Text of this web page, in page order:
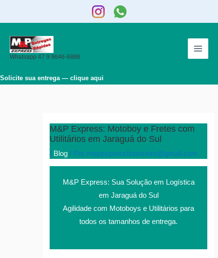
conteúdo
Whatsapp 47 9 9646-6888
Solicite sua entrega — clique aqui
M&P Express: Motoboy e Fretes com
Utilitários em Jaraguá do Sul
/ Blog / Por mepexpressfinanceiro@gmail.com
M&P Express: Sua Solução em Logística
em Jaraguá do Sul
Agilidade com Motoboys e Utilitários para
todos os tamanhos de entrega.